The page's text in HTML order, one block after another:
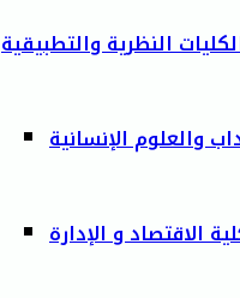
النظرية والتطبيقية
والعلوم الإنسانية
الاقتصاد و الإدارة